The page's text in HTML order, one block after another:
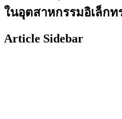
ในอุตสาหกรรมอิเล็ก
Article Sidebar